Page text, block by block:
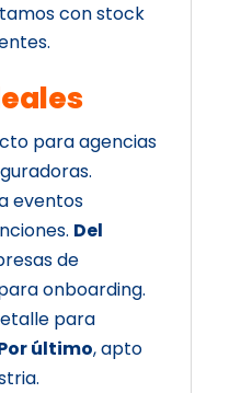
con stock
para agencias
eventos
Del
de
onboarding.
para
último, apto